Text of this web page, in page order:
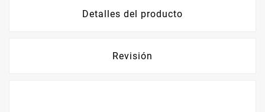
Detalles del producto
Revisión